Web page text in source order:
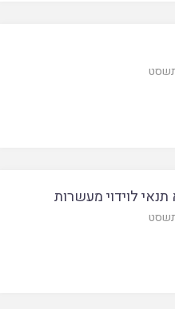
לוידוי מעשרות